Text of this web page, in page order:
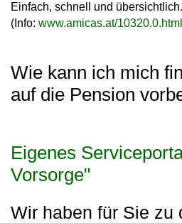
Einfach, schnell und übersichtlich.
(Info: www.amicas.at/10320.0.html
Wie kann ich mich
auf die Pension
Eigenes
Vorsorge"
Wir haben für Sie zu